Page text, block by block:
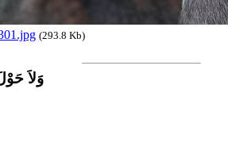
(293.8 Kb)
وَلاَ